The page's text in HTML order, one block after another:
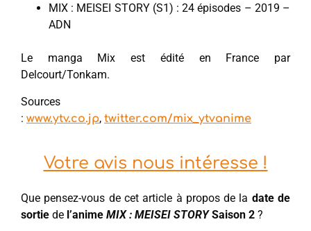
MIX : MEISEI STORY (S1) : 24 épisodes – 2019 –
ADN
Le manga Mix est édité en France par
Delcourt/Tonkam.
Sources
: www.ytv.co.jp, twitter.com/mix_ytvanime
Votre avis nous intéresse !
Que pensez-vous de cet article à propos de la date de
sortie de l’anime MIX : MEISEI STORYSaison 2 ?